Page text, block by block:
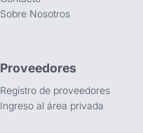
Sobre Nosotros
Proveedores
Registro de proveedores
Ingreso al área privada